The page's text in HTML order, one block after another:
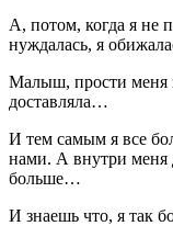
А, потом, когда я не
нуждалась, я
Малыш, прости меня
доставляла…
И тем самым я все
нами. А внутри меня
больше…
И знаешь что, я так